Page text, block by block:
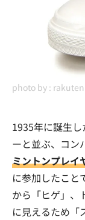
photo by :
1935年に誕生
ーと並ぶ、コン
ミントンプレイ
に参加したこと
から「ヒゲ」、
に見えるため「